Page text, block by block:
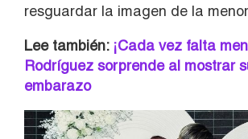
resguardar la imagen de la
Lee también: ¡Cada vez falta
Rodríguez sorprende al mostrar
embarazo